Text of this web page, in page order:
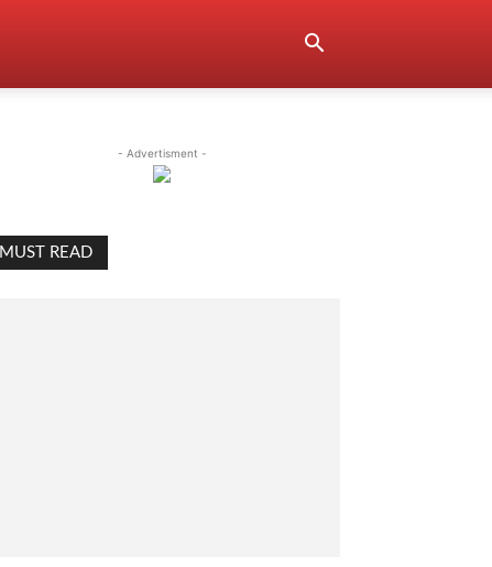
- Advertisment -
MUST READ